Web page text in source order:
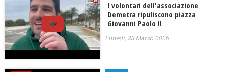
I volontari dell'associazione
Demetra ripuliscono piazza
Giovanni Paolo II
Lunedì, 23 Marzo 2026